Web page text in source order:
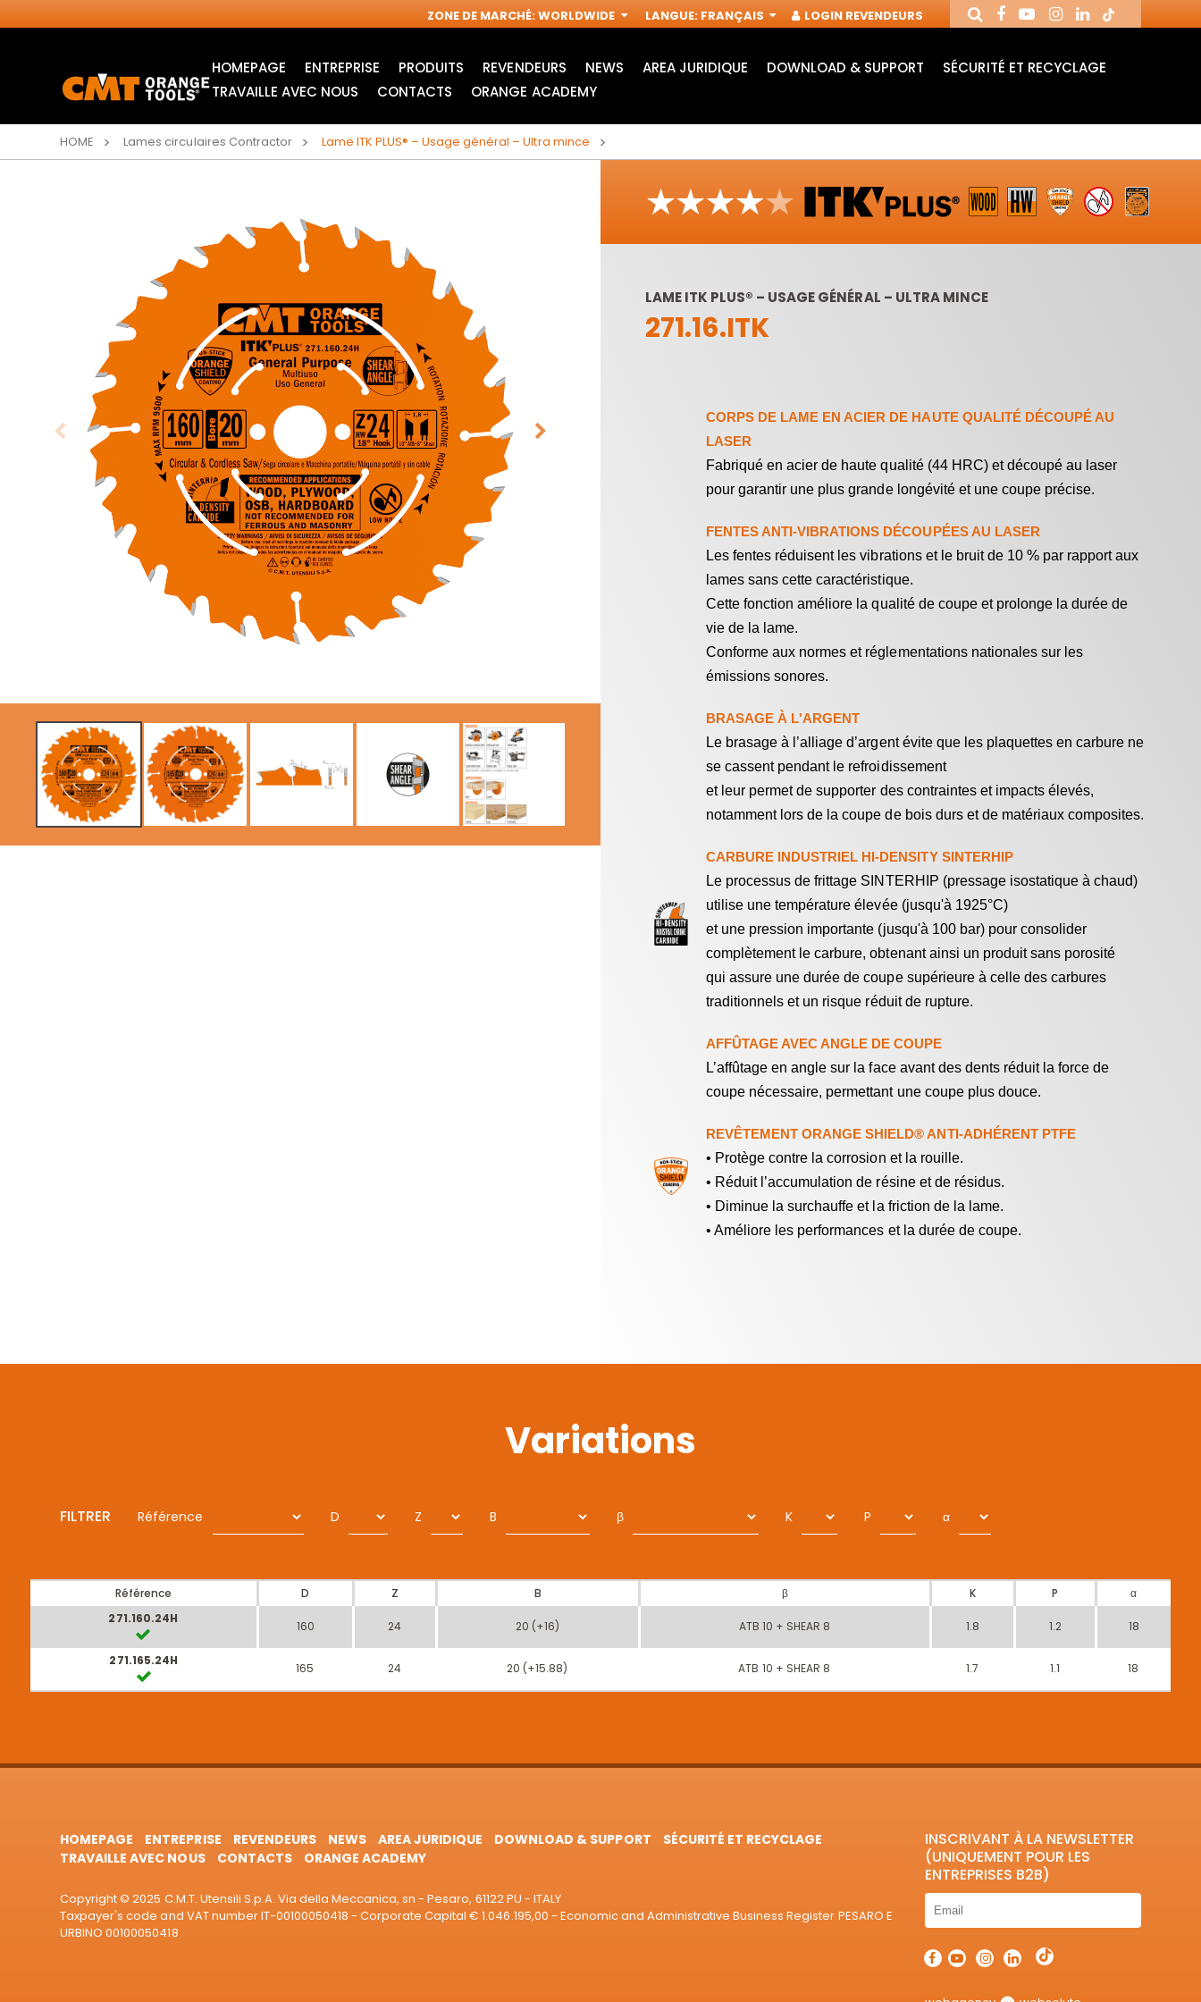
ZONE DE MARCHÉ:WORLDWIDE LANGUE: FRANÇAIS LOGIN REVENDEURS
HOMEPAGE ENTREPRISE PRODUITS
LAMES CIRCULAIRES
INDUSTRIELLES
LAMES CIRCULAIRES
CMT CONTRACTOR
LAMES POUR SCIE
SAUTEUSE
LAMES DE SCIES
SABRES
ACCESSOIRES POUR
OUTILS
MULTIFONCTIONS
FRAISES POUR
DÉFONCEUSES
FRAISES POUR
DÉFONCEUSES
PERCEUSES
REVENDEURS NEWS AREA JURIDIQUE DOWNLOAD & SUPPORT
SÉCURITÉ ET RECYCLAGE
TRAVAILLE AVEC NOUS
CONTACTS ORANGE ACADEMY
HOME Lames circulaires Contractor Lame ITK PLUS® – Usage général – Ultra mince
LAME ITK PLUS® – USAGE GÉNÉRAL – ULTRA MINCE
271.16.ITK
CORPS DE LAME EN ACIER DE HAUTE QUALITÉ DÉCOUPÉ AU
LASER
Fabriqué en acier de haute qualité (44 HRC) et découpé au laser
pour garantir une plus grande longévité et une coupe précise.
FENTES ANTI-VIBRATIONS DÉCOUPÉES AU LASER
Les fentes réduisent les vibrations et le bruit de 10 % par rapport aux
lames sans cette caractéristique.
Cette fonction améliore la qualité de coupe et prolonge la durée de
vie de la lame.
Conforme aux normes et réglementations nationales sur les
émissions sonores.
BRASAGE À L'ARGENT
Le brasage à l’alliage d’argent évite que les plaquettes en carbure ne
se cassent pendant le refroidissement
et leur permet de supporter des contraintes et impacts élevés,
notamment lors de la coupe de bois durs et de matériaux composites.
CARBURE INDUSTRIEL HI-DENSITY SINTERHIP
Le processus de frittage SINTERHIP (pressage isostatique à chaud)
utilise une température élevée (jusqu'à 1925°C)
et une pression importante (jusqu'à 100 bar) pour consolider
complètement le carbure, obtenant ainsi un produit sans porosité
qui assure une durée de coupe supérieure à celle des carbures
traditionnels et un risque réduit de rupture.
AFFÛTAGE AVEC ANGLE DE COUPE
L’affûtage en angle sur la face avant des dents réduit la force de
coupe nécessaire, permettant une coupe plus douce.
REVÊTEMENT ORANGE SHIELD® ANTI-ADHÉRENT PTFE
• Protège contre la corrosion et la rouille.
• Réduit l’accumulation de résine et de résidus.
• Diminue la surchauffe et la friction de la lame.
• Améliore les performances et la durée de coupe.
Variations
FILTRER Référence D Z B β K P α
Référence D Z B β K P
α
271.160.24H
160 24 20 (+16) ATB 10 + SHEAR 8 1.8 1.2 18
271.165.24H
165 24 20 (+15.88) ATB 10 + SHEAR 8 1.7 1.1 18
HOMEPAGE ENTREPRISE REVENDEURS NEWS AREA JURIDIQUE DOWNLOAD & SUPPORT
SÉCURITÉ ET RECYCLAGE
TRAVAILLE AVEC NOUS
CONTACTS ORANGE ACADEMY
Copyright © 2025 C.M.T. Utensili S.p.A. Via della Meccanica, sn - Pesaro, 61122 PU - ITALY
Taxpayer's code and VAT number IT-00100050418 - Corporate Capital € 1.046.195,00 - Economic and Administrative Business Register PESARO E
URBINO 00100050418
INSCRIVANT À LA NEWSLETTER
(UNIQUEMENT POUR LES
ENTREPRISES B2B)